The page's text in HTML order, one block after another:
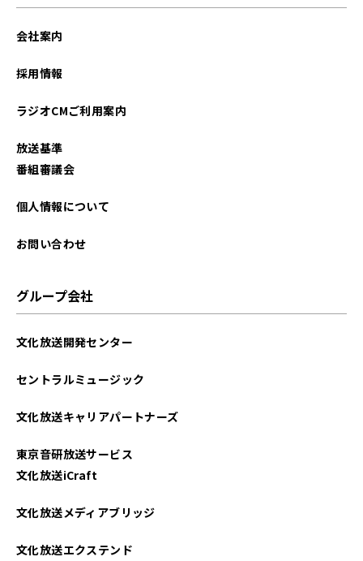
会社案内
採用情報
ラジオCMご利用案内
放送基準
番組審議会
個人情報について
お問い合わせ
グループ会社
文化放送開発センター
セントラルミュージック
文化放送キャリアパートナーズ
東京音研放送サービス
文化放送iCraft
文化放送メディアブリッジ
文化放送エクステンド